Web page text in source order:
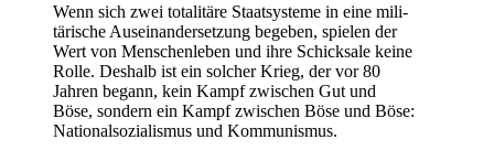
Wenn sich zwei tota­li­täre Staat­s­ys­teme in eine mili­
tä­ri­sche Aus­ein­an­der­set­zung begeben, spielen der
Wert von Men­schen­le­ben und ihre Schick­sale keine
Rolle. Deshalb ist ein solcher Krieg, der vor 80
Jahren begann, kein Kampf zwi­schen Gut und
Böse, sondern ein Kampf zwi­schen Böse und Böse:
Natio­nal­so­zia­lis­mus und Kommunismus.